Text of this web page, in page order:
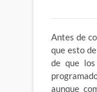
Antes de
que esto
de que
aunque